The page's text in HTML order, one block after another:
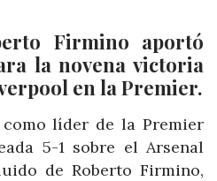
Firmino aportó
la novena victoria
en la Premier.
líder de la Premier
5-1 sobre el Arsenal
de Roberto Firmino,